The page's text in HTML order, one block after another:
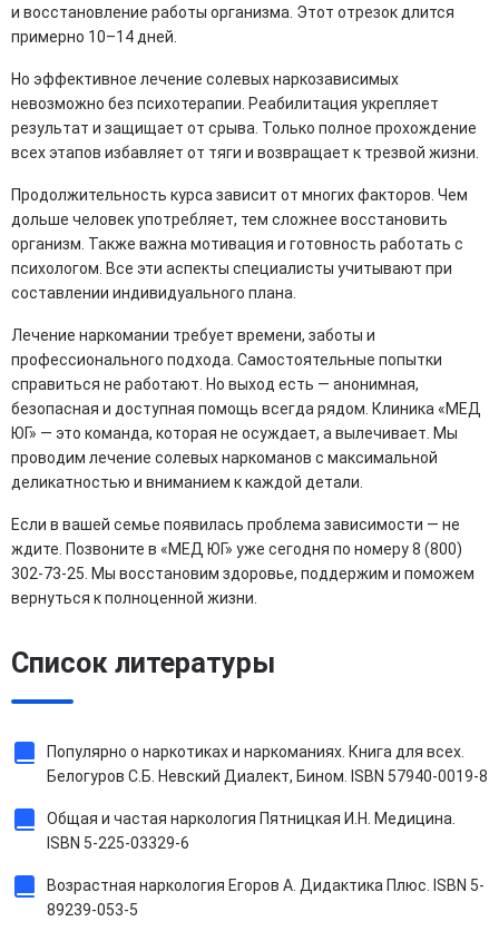
и восстановление работы организма. Этот отрезок длится
примерно 10–14 дней.
Но эффективное лечение солевых наркозависимых
невозможно без психотерапии. Реабилитация укрепляет
результат и защищает от срыва. Только полное прохождение
всех этапов избавляет от тяги и возвращает к трезвой жизни.
Продолжительность курса зависит от многих факторов. Чем
дольше человек употребляет, тем сложнее восстановить
организм. Также важна мотивация и готовность работать с
психологом. Все эти аспекты специалисты учитывают при
составлении индивидуального плана.
Лечение наркомании требует времени, заботы и
профессионального подхода. Самостоятельные попытки
справиться не работают. Но выход есть — анонимная,
безопасная и доступная помощь всегда рядом. Клиника «МЕД
ЮГ» — это команда, которая не осуждает, а вылечивает. Мы
проводим лечение солевых наркоманов с максимальной
деликатностью и вниманием к каждой детали.
Если в вашей семье появилась проблема зависимости — не
ждите. Позвоните в «МЕД ЮГ» уже сегодня по номеру 8 (800)
302-73-25. Мы восстановим здоровье, поддержим и поможем
вернуться к полноценной жизни.
Список литературы
Популярно о наркотиках и наркоманиях. Книга для всех.
Белогуров С.Б. Невский Диалект, Бином. ISBN 57940-0019-8
Общая и частая наркология Пятницкая И.Н. Медицина.
ISBN 5-225-03329-6
Возрастная наркология Егоров А. Дидактика Плюс. ISBN 5-
89239-053-5